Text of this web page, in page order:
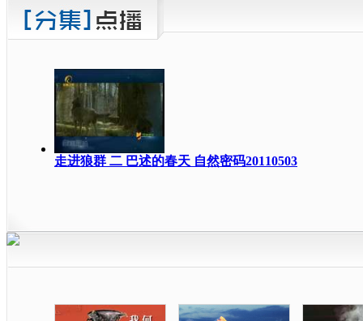
走进狼群 二 巴述的春天 自然密码20110503